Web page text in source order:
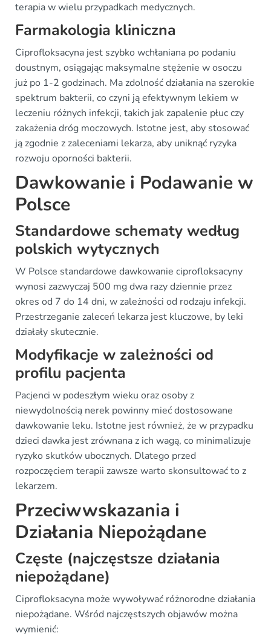
terapia w wielu przypadkach medycznych.
Farmakologia kliniczna
Ciprofloksacyna jest szybko wchłaniana po podaniu
doustnym, osiągając maksymalne stężenie w osoczu
już po 1-2 godzinach. Ma zdolność działania na szerokie
spektrum bakterii, co czyni ją efektywnym lekiem w
leczeniu różnych infekcji, takich jak zapalenie płuc czy
zakażenia dróg moczowych. Istotne jest, aby stosować
ją zgodnie z zaleceniami lekarza, aby uniknąć ryzyka
rozwoju oporności bakterii.
Dawkowanie i Podawanie w
Polsce
Standardowe schematy według
polskich wytycznych
W Polsce standardowe dawkowanie ciprofloksacyny
wynosi zazwyczaj 500 mg dwa razy dziennie przez
okres od 7 do 14 dni, w zależności od rodzaju infekcji.
Przestrzeganie zaleceń lekarza jest kluczowe, by leki
działały skutecznie.
Modyfikacje w zależności od
profilu pacjenta
Pacjenci w podeszłym wieku oraz osoby z
niewydolnością nerek powinny mieć dostosowane
dawkowanie leku. Istotne jest również, że w przypadku
dzieci dawka jest zrównana z ich wagą, co minimalizuje
ryzyko skutków ubocznych. Dlatego przed
rozpoczęciem terapii zawsze warto skonsultować to z
lekarzem.
Przeciwwskazania i
Działania Niepożądane
Częste (najczęstsze działania
niepożądane)
Ciprofloksacyna może wywoływać różnorodne działania
niepożądane. Wśród najczęstszych objawów można
wymienić: